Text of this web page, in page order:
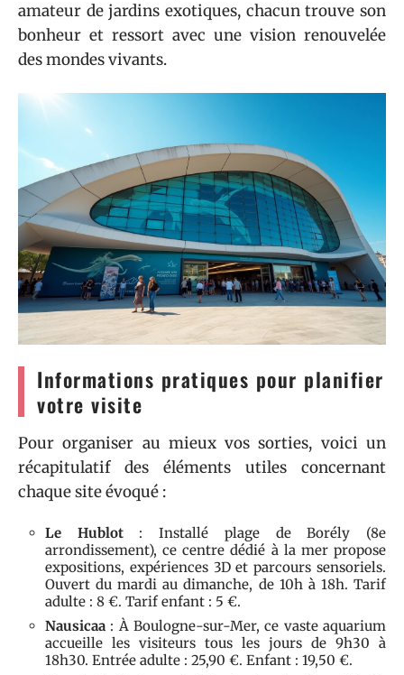
amateur de jardins exotiques, chacun trouve son
bonheur et ressort avec une vision renouvelée
des mondes vivants.
Informations pratiques pour planifier
votre visite
Pour organiser au mieux vos sorties, voici un
récapitulatif des éléments utiles concernant
chaque site évoqué :
Le Hublot: Installé plage de Borély (8e
arrondissement), ce centre dédié à la mer propose
expositions, expériences 3D et parcours sensoriels.
Ouvert du mardi au dimanche, de 10h à 18h. Tarif
adulte : 8 €. Tarif enfant : 5 €.
Nausicaa : À Boulogne-sur-Mer, ce vaste aquarium
accueille les visiteurs tous les jours de 9h30 à
18h30. Entrée adulte : 25,90 €. Enfant : 19,50 €.